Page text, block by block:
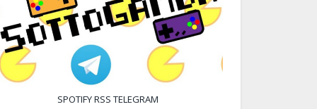
SPOTIFYRSS TELEGRAM